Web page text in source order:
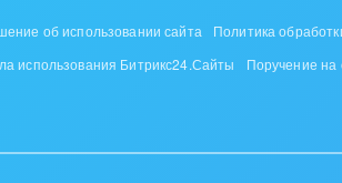
об использовании сайта
Политика
использования Битрикс24.Сайты
Поручение на